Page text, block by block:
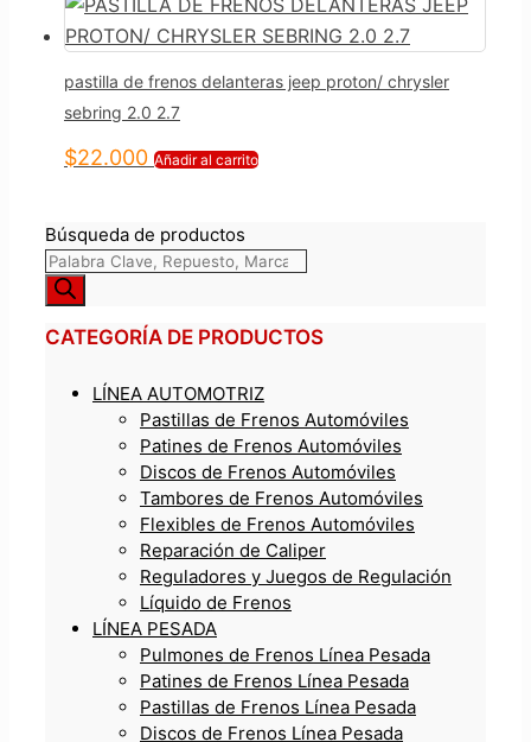
pastilla de frenos delanteras jeep proton/ chrysler
sebring 2.0 2.7
$22.000 Añadir al carrito
Búsqueda de productos
CATEGORÍA DE PRODUCTOS
LÍNEA AUTOMOTRIZ
Pastillas de Frenos Automóviles
Patines de Frenos Automóviles
Discos de Frenos Automóviles
Tambores de Frenos Automóviles
Flexibles de Frenos Automóviles
Reparación de Caliper
Reguladores y Juegos de Regulación
Líquido de Frenos
LÍNEA PESADA
Pulmones de Frenos Línea Pesada
Patines de Frenos Línea Pesada
Pastillas de Frenos Línea Pesada
Discos de Frenos Línea Pesada